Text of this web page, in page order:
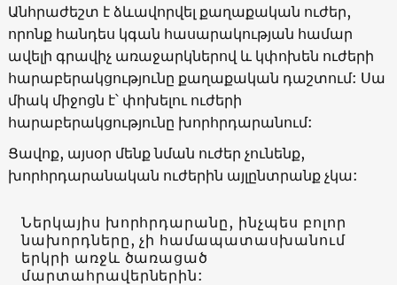
Անհրաժեշտ է ձևավորվել քաղաքական ուժեր,
որոնք հանդես կգան հասարակության համար
ավելի գրավիչ առաջարկներով և կփոխեն ուժերի
հարաբերակցությունը քաղաքական դաշտում: Սա
միակ միջոցն է՝ փոխելու ուժերի
հարաբերակցությունը խորհրդարանում:
Ցավոք, այսօր մենք նման ուժեր չունենք,
խորհրդարանական ուժերին այլընտրանք չկա:
Ներկայիս խորհրդարանը, ինչպես բոլոր
նախորդները, չի համապատասխանում
երկրի առջև ծառացած
մարտահրավերներին: